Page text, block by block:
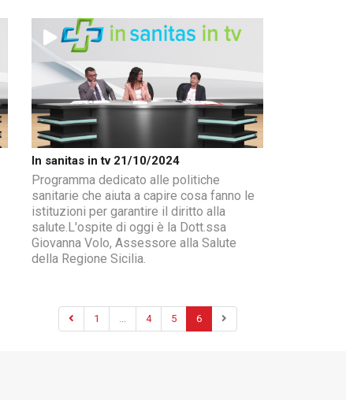
In sanitas in tv 21/10/2024
Programma dedicato alle politiche
sanitarie che aiuta a capire cosa fanno le
istituzioni per garantire il diritto alla
salute.L'ospite di oggi è la Dott.ssa
Giovanna Volo, Assessore alla Salute
della Regione Sicilia.
1 4 5 6